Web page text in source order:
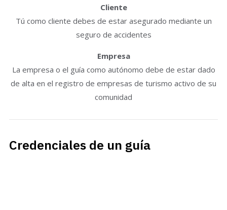
Cliente
Tú como cliente debes de estar asegurado mediante un
seguro de accidentes
Empresa
La empresa o el guía como autónomo debe de estar dado
de alta en el registro de empresas de turismo activo de su
comunidad
Credenciales de un guía